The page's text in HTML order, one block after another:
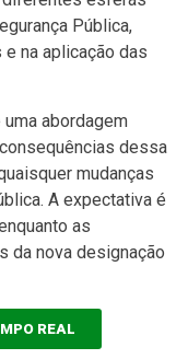
Pública,
na aplicação das
abordagem
dessa
mudanças
A expectativa é
as
da nova designação
REAL